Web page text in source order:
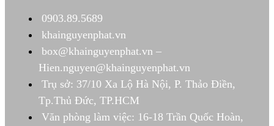
0903.89.5689
khainguyenphat.vn
box@khainguyenphat.vn –
Hien.nguyen@khainguyenphat.vn
Trụ sở: 37/10 Xa Lộ Hà Nội, P. Thảo Điền,
Tp.Thủ Đức, TP.HCM
Văn phòng làm việc: 16-18 Trần Quốc Hoàn,